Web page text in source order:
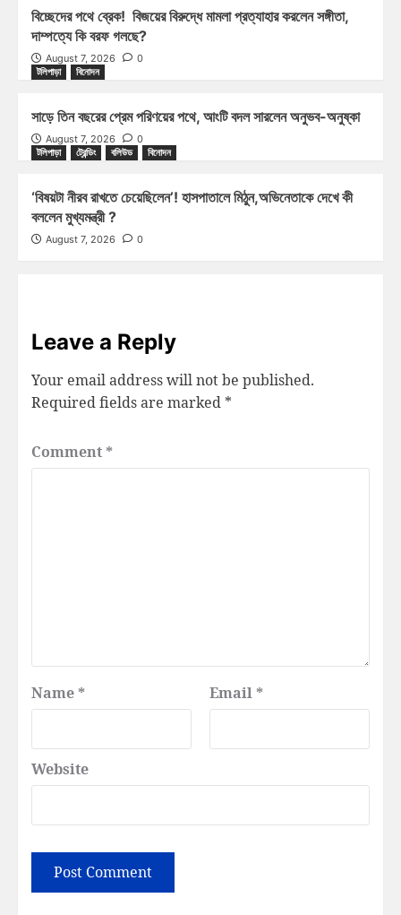
বিচ্ছেদের পথে ব্রেক! বিজয়ের বিরুদ্ধে মামলা প্রত্যাহার করলেন সঙ্গীতা,
দাম্পত্যে কি বরফ গলছে?
August 7, 2026
0
টলিপাড়া
বিনোদন
সাড়ে তিন বছরের প্রেম পরিণয়ের পথে, আংটি বদল সারলেন অনুভব-অনুষ্কা
August 7, 2026
0
টলিপাড়া
ট্রেন্ডিং বলিউড বিনোদন
‘বিষয়টা নীরব রাখতে চেয়েছিলেন’! হাসপাতালে মিঠুন,অভিনেতাকে দেখে কী
বললেন মুখ্যমন্ত্রী ?
August 7, 2026 0
Leave a Reply
Your email address will not be published.
Required fields are marked *
Comment *
Name * Email *
Website